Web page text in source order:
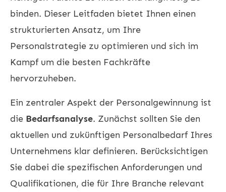
binden. Dieser Leitfaden bietet Ihnen einen
strukturierten Ansatz, um Ihre
Personalstrategie zu optimieren und sich im
Kampf um die besten Fachkräfte
hervorzuheben.
Ein zentraler Aspekt der Personalgewinnung ist
die Bedarfsanalyse. Zunächst sollten Sie den
aktuellen und zukünftigen Personalbedarf Ihres
Unternehmens klar definieren. Berücksichtigen
Sie dabei die spezifischen Anforderungen und
Qualifikationen, die für Ihre Branche relevant